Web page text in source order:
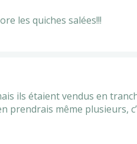
les quiches salées!!!
ils étaient vendus en
prendrais même plusieurs,